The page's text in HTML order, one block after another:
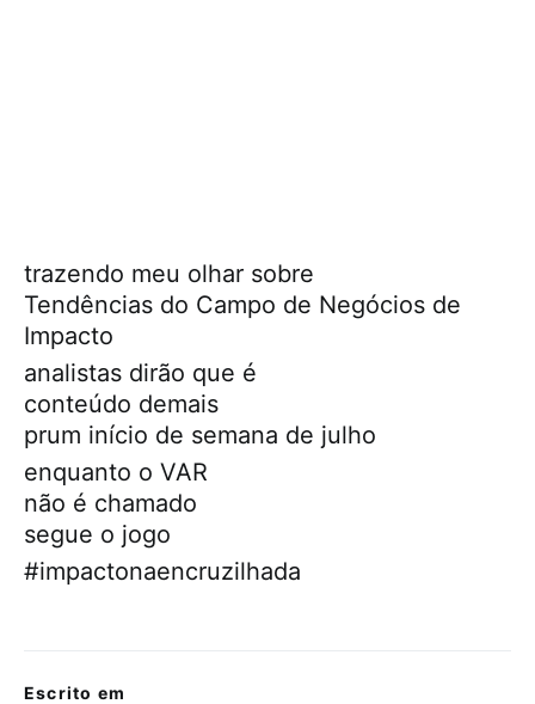
Escrito em
trazendo meu olhar sobre
Tendências do Campo de Negócios de
Impacto
analistas dirão que é
conteúdo demais
prum início de semana de julho
enquanto o VAR
não é chamado
segue o jogo
#impactonaencruzilhada